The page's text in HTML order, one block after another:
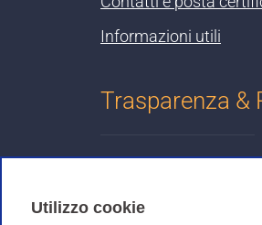
Utilizzo cookie
Informazioni utili
Trasparenza &
Cookies Policy